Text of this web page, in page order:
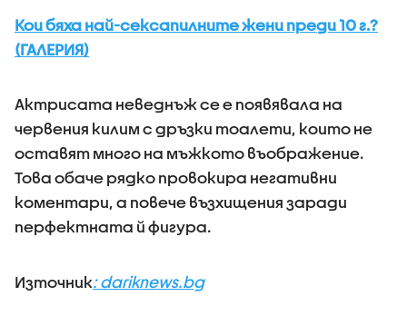
Кои бяха най-сексапилните жени преди 10 г.?
(ГАЛЕРИЯ)
Актрисата неведнъж се е появявала на
червения килим с дръзки тоалети, които не
оставят много на мъжкото въображение.
Това обаче рядко провокира негативни
коментари, а повече възхищения заради
перфектната й фигура.
Източник: dariknews.bg